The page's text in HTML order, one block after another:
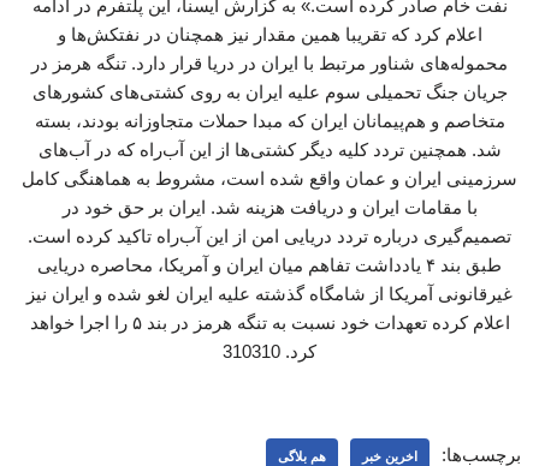
نفت خام صادر کرده است.» به گزارش ایسنا، این پلتفرم در ادامه
اعلام کرد که تقریبا همین مقدار نیز همچنان در نفتکش‌ها و
محموله‌های شناور مرتبط با ایران در دریا قرار دارد. تنگه هرمز در
جریان جنگ تحمیلی سوم علیه ایران به روی کشتی‌های کشورهای
متخاصم و هم‌پیمانان ایران که مبدا حملات متجاوزانه بودند، بسته
شد. همچنین تردد کلیه دیگر کشتی‌ها از این آب‌راه که در آب‌های
سرزمینی ایران و عمان واقع شده است، مشروط به هماهنگی کامل
با مقامات ایران و دریافت هزینه شد. ایران بر حق خود در
تصمیم‌گیری درباره تردد دریایی امن از این آب‌راه تاکید کرده است.
طبق بند ۴ یادداشت تفاهم میان ایران و آمریکا، محاصره دریایی
غیرقانونی آمریکا از شامگاه گذشته علیه ایران لغو شده و ایران نیز
اعلام کرده تعهدات خود نسبت به تنگه هرمز در بند ۵ را اجرا خواهد
کرد. 310310
برچسب‌ها: اخرین خبر هم بلاگی